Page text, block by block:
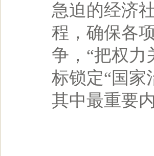
急迫的经济
程，确保各
争，“把权力
标锁定“国家
其中最重要内